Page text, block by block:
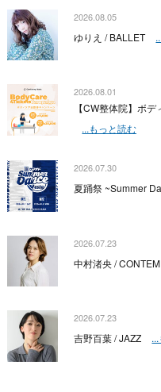
2026.08.05
ゆりえ / BALLET
2026.08.01
【CW整体院】ボ
...もっと読む
2026.07.30
夏踊祭 ~Summer
2026.07.23
中村渚央 /
2026.07.23
吉野百葉 / JAZZ